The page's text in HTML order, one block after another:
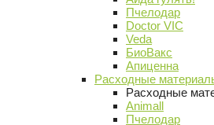
Пчелодар
Doctor VIC
Veda
БиоВакс
Апиценна
Расходные
Расходные
Animall
Пчелодар